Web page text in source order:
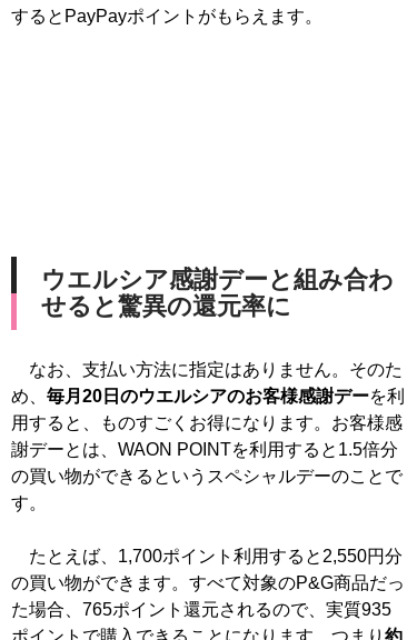
するとPayPayポイントがもらえます。
ウエルシア感謝デーと組み合わ
せると驚異の還元率に
なお、支払い方法に指定はありません。そのた
め、 毎月20日のウエルシアのお客様感謝デーを利
用すると、ものすごくお得になります。お客様感
謝デーとは、WAON POINTを利用すると1.5倍分
の買い物ができるというスペシャルデーのことで
す。
たとえば、1,700ポイント利用すると2,550円分
の買い物ができます。すべて対象のP&G商品だっ
た場合、765ポイント還元されるので、実質935
ポイントで購入できることになります。つまり 約